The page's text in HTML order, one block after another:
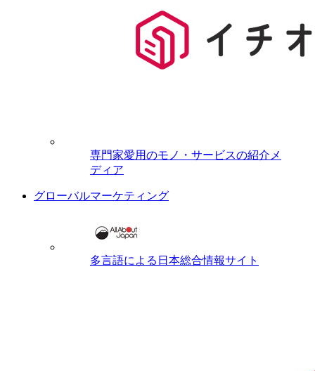
専門家愛用のモノ・サービスの紹介メ
ディア
グローバルマーケティング
多言語による日本総合情報サイト